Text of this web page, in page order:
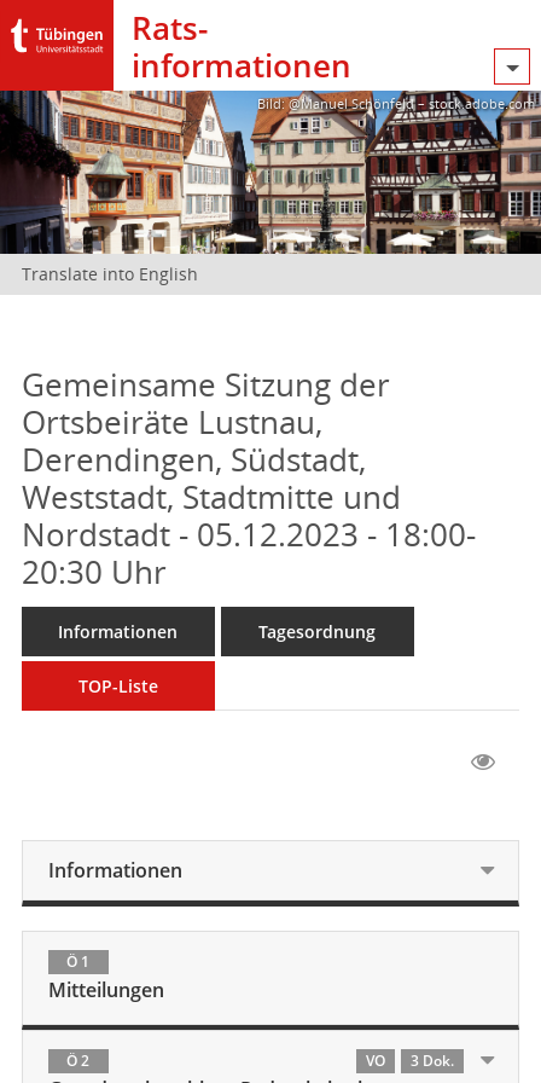
Rats­
informationen
Bild: @Manuel Schönfeld – stock.adobe.com
Translate into English
Gemeinsame Sitzung der
Ortsbeiräte Lustnau,
Derendingen, Südstadt,
Weststadt, Stadtmitte und
Nordstadt - 05.12.2023 - 18:00-
20:30 Uhr
Informationen Tagesordnung
TOP-Liste
Informationen
Ö 1
Mitteilungen
Ö 2 VO 3 Dok.